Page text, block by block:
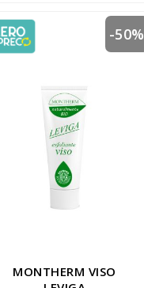
MONTHERM VISO
-50%